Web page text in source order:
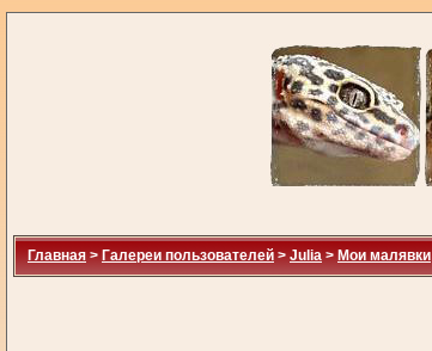
Главная > Галереи пользователей > Julia > Мои малявки